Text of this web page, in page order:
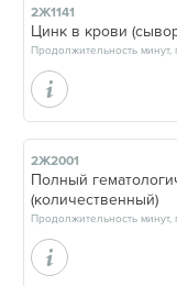
2Ж1141
Цинк в крови
2Ж2001
Полный
(количественный)